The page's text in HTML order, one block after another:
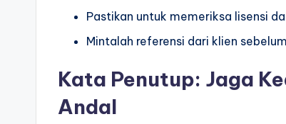
Pastikan untuk memeriksa lisensi
Mintalah referensi dari klien
Kata Penutup: Jaga
Andal